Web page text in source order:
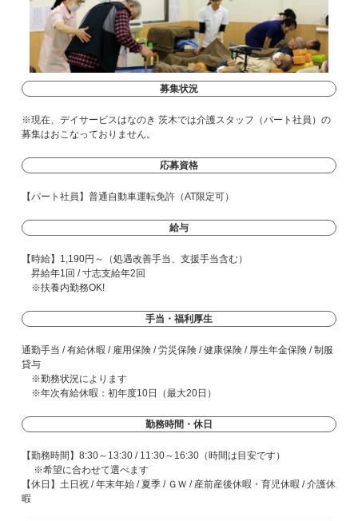
募集状況
※現在、デイサービスはなのき 茨木では介護スタッフ（パート社員）の
募集はおこなっておりません。
応募資格
【パート社員】普通自動車運転免許（AT限定可）
給与
【時給】1,190円～（処遇改善手当、支援手当含む）
昇給年1回 / 寸志支給年2回
※扶養内勤務OK!
手当・福利厚生
通勤手当 / 有給休暇 / 雇用保険 / 労災保険 / 健康保険 / 厚生年金保険 / 制服
貸与
※勤務状況によります
※年次有給休暇：初年度10日（最大20日）
勤務時間・休日
【勤務時間】8:30～13:30 / 11:30～16:30（時間は目安です）
※希望に合わせて選べます
【休日】土日祝 / 年末年始 / 夏季 / ＧＷ / 産前産後休暇・育児休暇 / 介護休
暇